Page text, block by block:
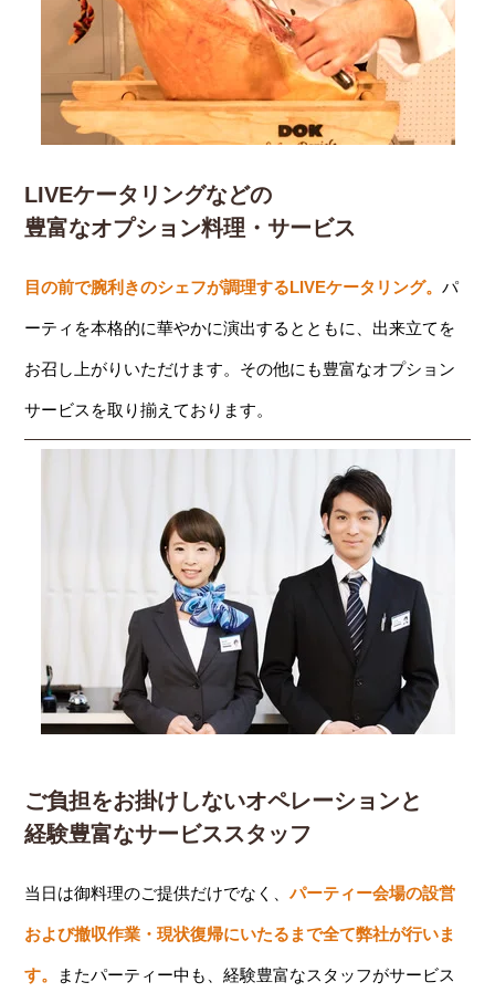
LIVEケータリングなどの
豊富なオプション料理・サービス
目の前で腕利きのシェフが調理するLIVEケータリング。パ
ーティを本格的に華やかに演出するとともに、出来立てを
お召し上がりいただけます。その他にも豊富なオプション
サービスを取り揃えております。
ご負担をお掛けしないオペレーションと
経験豊富なサービススタッフ
当日は御料理のご提供だけでなく、パーティー会場の設営
および撤収作業・現状復帰にいたるまで全て弊社が行いま
す。 またパーティー中も、経験豊富なスタッフがサービス